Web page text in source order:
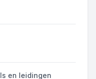
en leidingen